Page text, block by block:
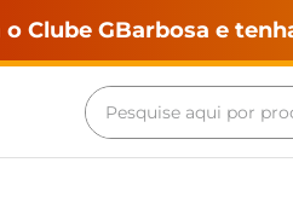
o Clube GBarbosa e
Pesquise aqui por
Termos mais